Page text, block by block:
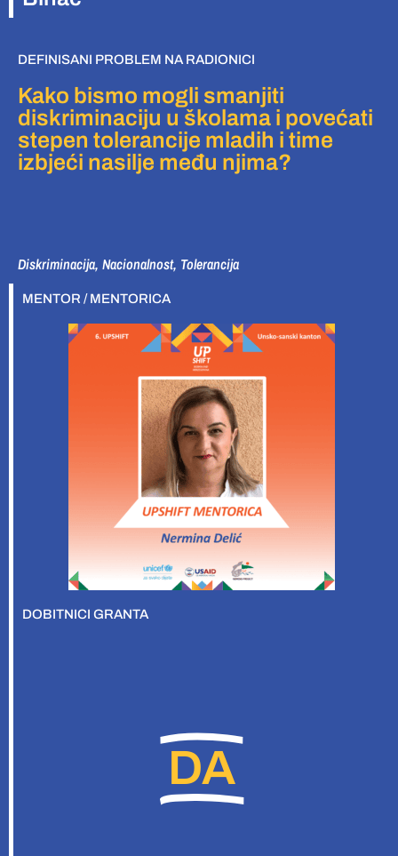
DEFINISANI PROBLEM NA RADIONICI
Kako bismo mogli smanjiti
diskriminaciju u školama i povećati
stepen tolerancije mladih i time
izbjeći nasilje među njima?
Diskriminacija, Nacionalnost, Tolerancija
MENTOR / MENTORICA
DOBITNICI GRANTA
DA